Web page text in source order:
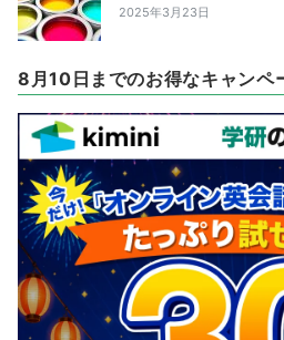
2025年3月23日
8月10日までのお得なキャンペ